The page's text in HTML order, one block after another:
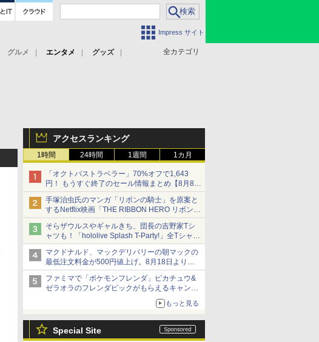
Impress サイト
全カテゴリ
グルメ エンタメ
グッズ
アクセスランキング
1時間 24時間 1週間 1カ月
「オクトパストラベラー」70%オフで1,643
円！ もうすぐ終了のセール情報まとめ【8月8日
更新】
ニンテンドーeショップでは「大神 絶景版」が
67%オフで990円
手塚治虫氏のマンガ「リボンの騎士」を原案と
するNetflix映画「THE RIBBON HERO リボンヒ
ーロー」本日配信開始
そらザウルスやギャルきち、団長の吉野家Tシ
ャツも！「hololive Splash T-Party!」全Tシャツ
ラインナップ公開＆オンライン販売開始
マクドナルド、マックデリバリーの朝マックの
最低注文料金が500円値上げ。8月18日より
1,500円から受付
ファミマで「ポケモンフレンダ」ピカチュウ&
ゼラオラのフレンダピックがもらえるキャンペ
もっと見る
Special Site